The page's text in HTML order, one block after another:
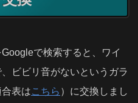
で検索すると、ワイ
ビビリ音がないというガラ
表はこちら ）に交換しまし